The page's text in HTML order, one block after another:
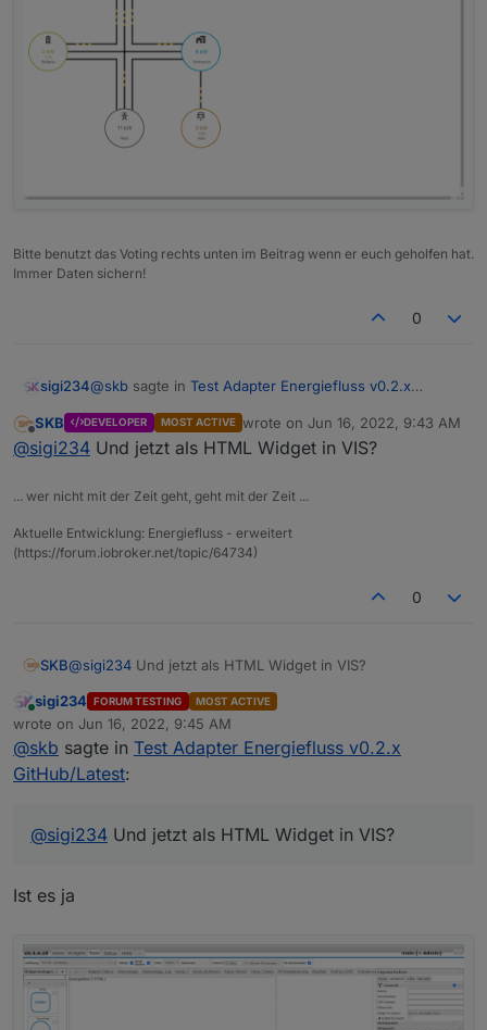
einfach zu identifizieren
Verbleibende Lade-/Entladezeit der Batterie
anzeigen (ist abhaengig von Batterieprozent und
Batteriekapazitaet)
Slim-Design moeglich - Kleinerer Abstand zum
Batterie Element
Bitte benutzt das Voting rechts unten im Beitrag wenn er euch geholfen hat.
Immer Daten sichern!
0
sigi234@skb sagte in Test Adapter Energiefluss v0.2.x
@sigi234 Kannst Du mal schauen, wie es
Bei Jarvis wird bei mir kein Hintergrund
angewandt.
Offline
SKB DEVELOPER MOST ACTIVE wrote onJun 16, 2022, 9:43 AM
last edited by
@sigi234 Und jetzt als HTML Widget in VIS?
... wer nicht mit der Zeit geht, geht mit der Zeit ...
Aktuelle Entwicklung: Energiefluss - erweitert
(https://forum.iobroker.net/topic/64734)
0
SKB@sigi234 Und jetzt als HTML Widget in VIS?
Online
sigi234 FORUM TESTING MOST ACTIVE
wrote on Jun 16, 2022, 9:45 AM
last edited by
@skb sagte in Test Adapter Energiefluss v0.2.x
GitHub/Latest:
@sigi234 Und jetzt als HTML Widget in VIS?
Ist es ja